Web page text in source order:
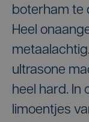
boterham te
Heel
ultrasone
heel hard. In
limoentjes